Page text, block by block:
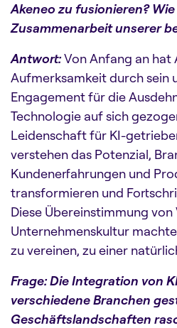
Akeneo zu fusionieren?
Zusammenarbeit unserer
Antwort:Von Anfang an hat
Aufmerksamkeit durch sein
Engagement für die
Technologie auf sich
Leidenschaft für KI-
verstehen das Potenzial,
Kundenerfahrungen und
transformieren und
Diese Übereinstimmung von
Unternehmenskultur
zu vereinen, zu einer
Frage: Die Integration von
verschiedene Branchen
Geschäftslandschaften